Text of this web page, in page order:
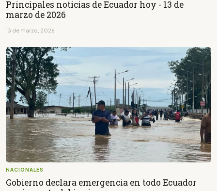
Principales noticias de Ecuador hoy - 13 de
marzo de 2026
13 de marzo, 2026
NACIONALES
Gobierno declara emergencia en todo Ecuador